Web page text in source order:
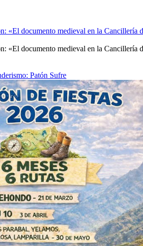
«El documento medieval en la Cancillería
«El documento medieval en la Cancillería
Patón Sufre